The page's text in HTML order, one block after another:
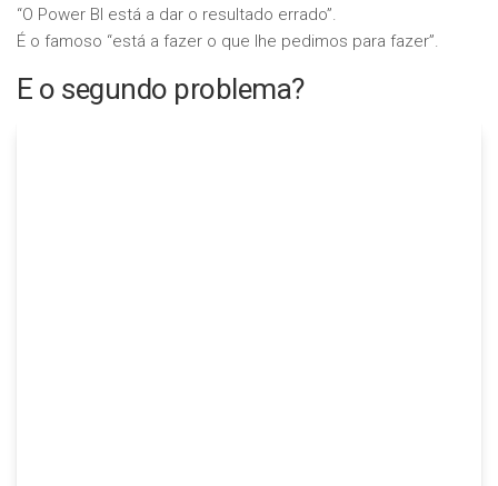
“O Power BI está a dar o resultado errado”.
É o famoso “está a fazer o que lhe pedimos para fazer”.
E o segundo problema?